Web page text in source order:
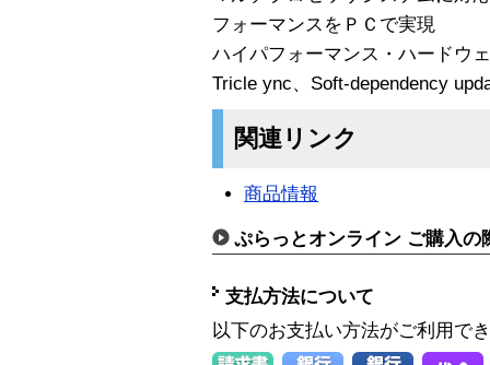
フォーマンスをＰＣで実現
ハイパフォーマンス・ハードウ
Tricle ync、Soft-dependency
関連リンク
商品情報
ぷらっとオンライン ご購入の
支払方法について
以下のお支払い方法がご利用で